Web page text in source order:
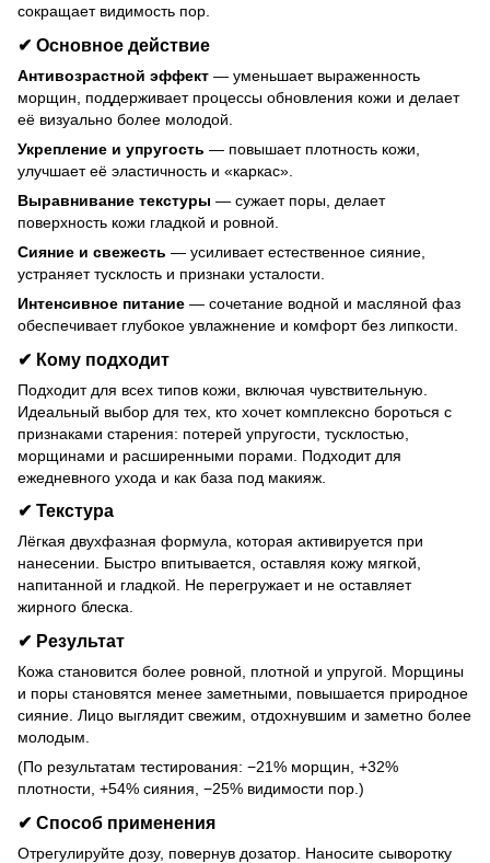
сокращает видимость пор.
✔ Основное действие
Антивозрастной эффект — уменьшает выраженность
морщин, поддерживает процессы обновления кожи и делает
её визуально более молодой.
Укрепление и упругость — повышает плотность кожи,
улучшает её эластичность и «каркас».
Выравнивание текстуры — сужает поры, делает
поверхность кожи гладкой и ровной.
Сияние и свежесть — усиливает естественное сияние,
устраняет тусклость и признаки усталости.
Интенсивное питание — сочетание водной и масляной фаз
обеспечивает глубокое увлажнение и комфорт без липкости.
✔ Кому подходит
Подходит для всех типов кожи, включая чувствительную.
Идеальный выбор для тех, кто хочет комплексно бороться с
признаками старения: потерей упругости, тусклостью,
морщинами и расширенными порами. Подходит для
ежедневного ухода и как база под макияж.
✔ Текстура
Лёгкая двухфазная формула, которая активируется при
нанесении. Быстро впитывается, оставляя кожу мягкой,
напитанной и гладкой. Не перегружает и не оставляет
жирного блеска.
✔ Результат
Кожа становится более ровной, плотной и упругой. Морщины
и поры становятся менее заметными, повышается природное
сияние. Лицо выглядит свежим, отдохнувшим и заметно более
молодым.
(По результатам тестирования: −21% морщин, +32%
плотности, +54% сияния, −25% видимости пор.)
✔ Способ применения
Отрегулируйте дозу, повернув дозатор. Наносите сыворотку